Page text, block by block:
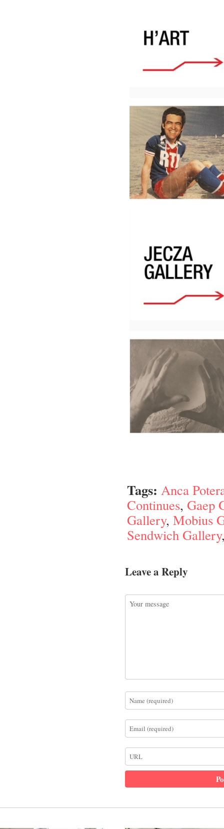
Tags: Anca
Continues, Gaep
Gallery, Mobius
Sendwich Gallery
Leave a Reply